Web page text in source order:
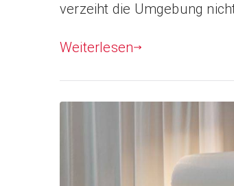
verzeiht die Umgebung
Weiterlesen